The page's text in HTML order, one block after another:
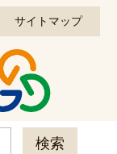
サイトマップ